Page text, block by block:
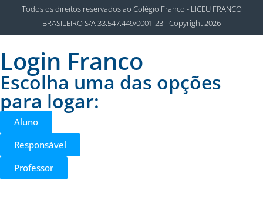
Todos os direitos reservados ao Colégio Franco - LICEU FRANCO
BRASILEIRO S/A 33.547.449/0001-23 - Copyright 2026
Login Franco
Escolha uma das opções
para logar:
Aluno
Responsável
Professor